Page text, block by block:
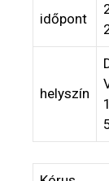
időpont
helyszín